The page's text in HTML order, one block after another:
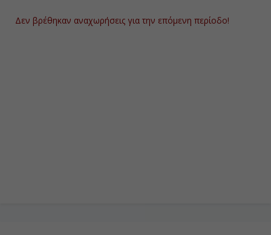
Αποβίβαση
Δεν βρέθηκαν αναχωρήσεις για την επόμενη περίοδο!